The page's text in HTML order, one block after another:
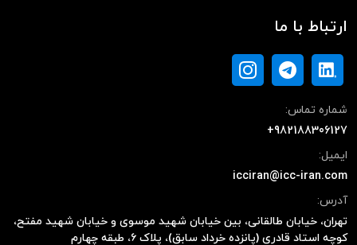
ارتباط با ما
شماره تماس:
+982188306127
ایمیل:
icciran@icc-iran.com
آدرس:
تهران، خیابان طالقانی، بین خیابان شهید موسوی و خیابان شهید مفتح،
کوچه استاد قادری (پانزده خرداد سابق)، پلاک ۶، طبقه چهارم